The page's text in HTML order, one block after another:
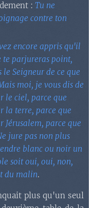
: Tu ne
contre ton
encore appris qu'il
te parjureras point,
Seigneur de ce que
moi, je vous dis de
le ciel, parce que
la terre, parce que
Jérusalem, parce que
jure pas non plus
blanc ou noir un
soit oui, oui, non,
du malin.
plus qu'un seul